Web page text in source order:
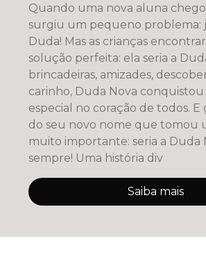
Quando uma nova aluna
surgiu um pequeno problema:
Duda! Mas as crianças
solução perfeita: ela seria a Duda
brincadeiras, amizades,
carinho, Duda Nova
especial no coração de todos.
do seu novo nome que tomou
muito importante: seria a Duda
sempre! Uma história div
Saiba mais